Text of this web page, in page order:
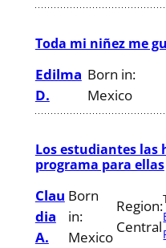
Toda mi niñez me
Edilma
D.
Born in:
Mexico
Los estudiantes las
programa para ellas
Clau
dia
A.
Born
in:
Mexico
Region:
Central